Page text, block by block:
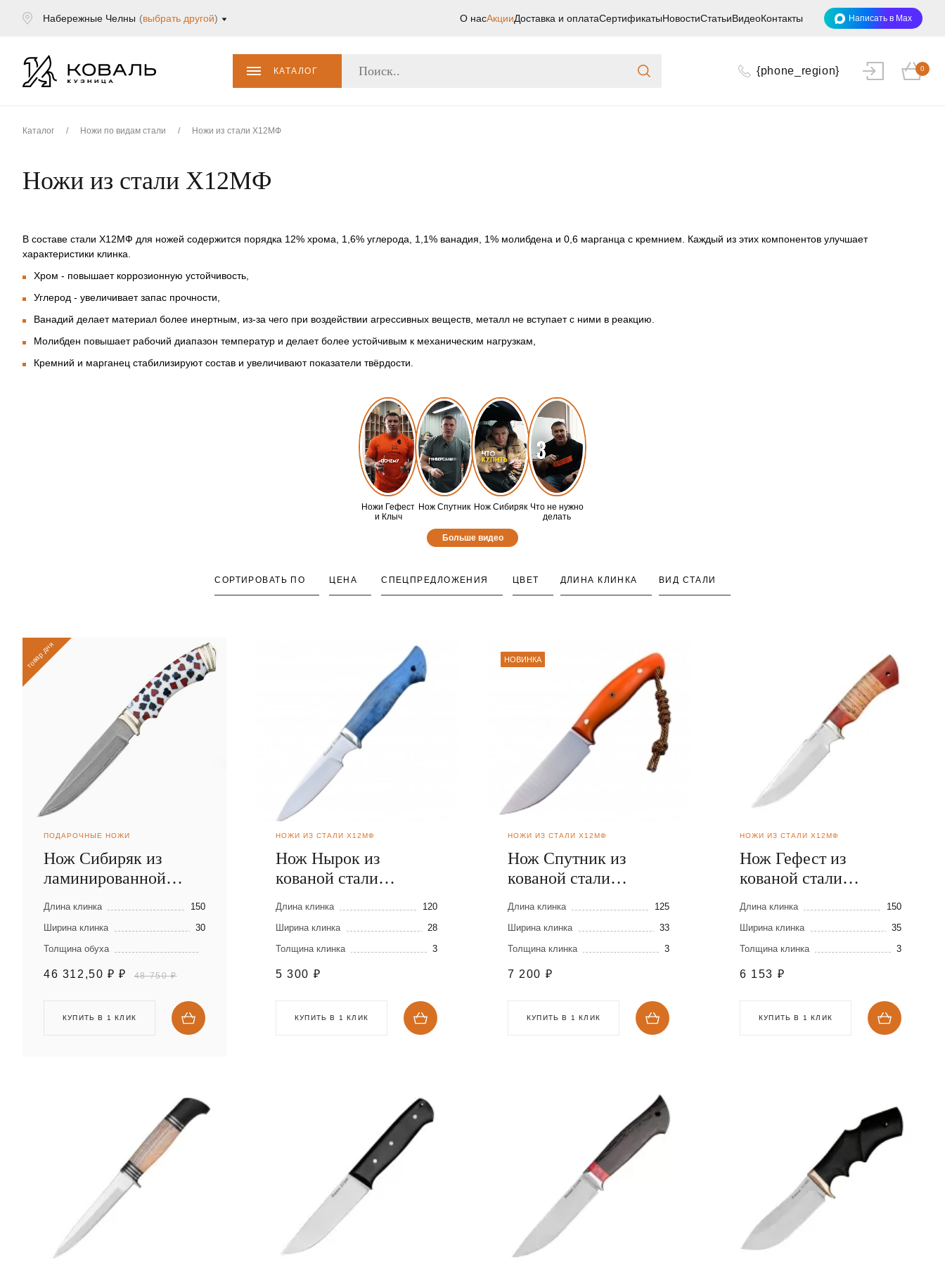
Набережные Челны (выбрать другой) О насАкцииДоставка и оплатаСертификатыНовостиСтатьиВидеоКонтакты Написать в Max
КАТАЛОГ {phone_region} 0
Каталог / Ножи по видам стали / Ножи из стали Х12МФ
Ножи из стали Х12МФ
В составе стали Х12МФ для ножей содержится порядка 12% хрома, 1,6% углерода, 1,1% ванадия, 1% молибдена и 0,6 марганца с кремнием. Каждый из этих компонентов улучшает
характеристики клинка.
Хром - повышает коррозионную устойчивость,
Углерод - увеличивает запас прочности,
Ванадий делает материал более инертным, из-за чего при воздействии агрессивных веществ, металл не вступает с ними в реакцию.
Молибден повышает рабочий диапазон температур и делает более устойчивым к механическим нагрузкам,
Кремний и марганец стабилизируют состав и увеличивают показатели твёрдости.
Ножи Гефест
и Клыч
Нож Спутник Нож Сибиряк Что не нужно
делать
Больше видео
СОРТИРОВАТЬ ПО ЦЕНА СПЕЦПРЕДЛОЖЕНИЯ ЦВЕТ ДЛИНА КЛИНКА ВИД СТАЛИ
товар дня
ПОДАРОЧНЫЕ НОЖИ
Нож Сибиряк из
ламинированной
стали
Длина клинка
150
Ширина клинка
30
Толщина обуха
46 312,50 ₽ ₽ 48 750 ₽
КУПИТЬ В 1 КЛИК
НОЖИ ИЗ СТАЛИ Х12МФ
Нож Нырок из
кованой стали
Х12МФ
Длина клинка
120
Ширина клинка
28
Толщина клинка
3
5 300 ₽
КУПИТЬ В 1 КЛИК
НОВИНКА
НОЖИ ИЗ СТАЛИ Х12МФ
Нож Спутник из
кованой стали
Х12МФ
Длина клинка
125
Ширина клинка
33
Толщина клинка
3
7 200 ₽
КУПИТЬ В 1 КЛИК
НОЖИ ИЗ СТАЛИ Х12МФ
Нож Гефест из
кованой стали
Х12МФ
Длина клинка
150
Ширина клинка
35
Толщина клинка
3
6 153 ₽
КУПИТЬ В 1 КЛИК